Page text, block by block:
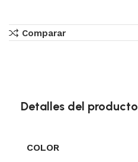
Comparar
Detalles del producto
COLOR